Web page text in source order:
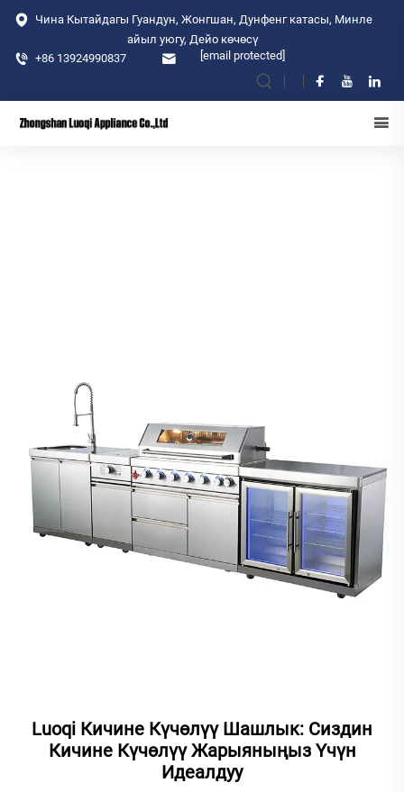
Чина Кытайдагы Гуандун, Жонгшан, Дунфенг катасы, Минле
айыл уюгу, Дейо көчөсү
+86 13924990837
[email protected]
Luoqi Кичине Күчөлүү Шашлык: Сиздин
Кичине Күчөлүү Жарыяныңыз Үчүн
Идеалдуу